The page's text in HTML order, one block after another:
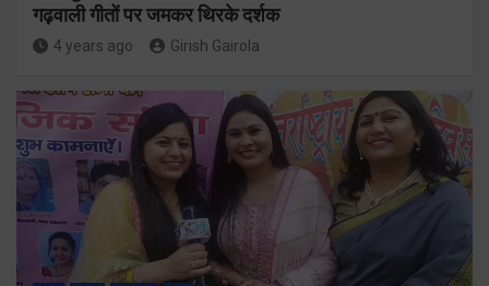
गढ़वाली गीतों पर जमकर थिरके दर्शक
4 years ago Girish Gairola